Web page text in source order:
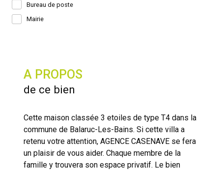
Bureau de poste
Mairie
A PROPOS
de ce bien
Cette maison classée 3 etoiles de type T4 dans la
commune de Balaruc-Les-Bains. Si cette villa a
retenu votre attention, AGENCE CASENAVE se fera
un plaisir de vous aider. Chaque membre de la
famille y trouvera son espace privatif. Le bien